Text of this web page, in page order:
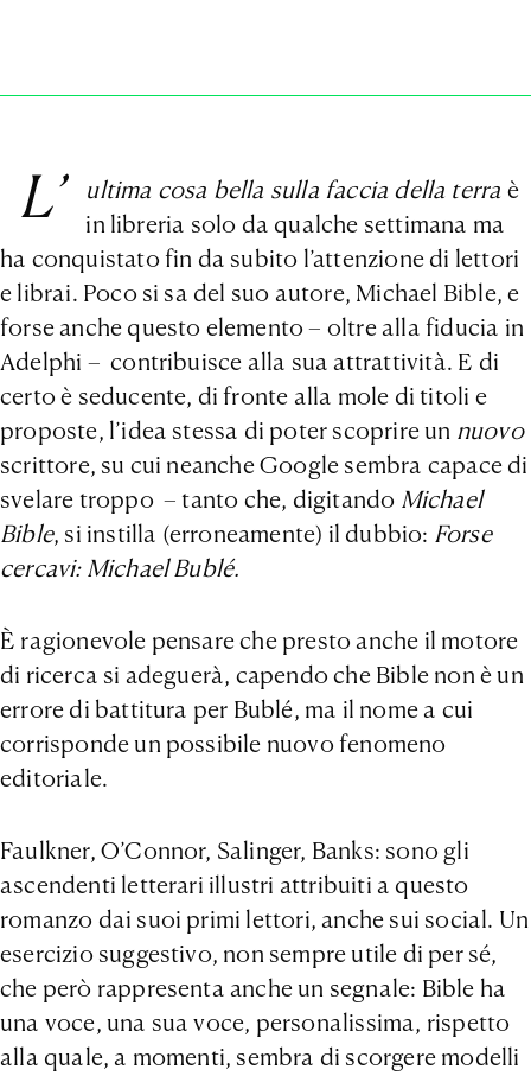
L’ ultima cosa bella sulla faccia della terra è
in libreria solo da qualche settimana ma
ha conquistato fin da subito l’attenzione di lettori
e librai. Poco si sa del suo autore, Michael Bible, e
forse anche questo elemento – oltre alla fiducia in
Adelphi – contribuisce alla sua attrattività. E di
certo è seducente, di fronte alla mole di titoli e
proposte, l’idea stessa di poter scoprire un nuovo
scrittore, su cui neanche Google sembra capace di
svelare troppo – tanto che, digitando Michael
Bible, si instilla (erroneamente) il dubbio: Forse
cercavi: Michael Bublé.
È ragionevole pensare che presto anche il motore
di ricerca si adeguerà, capendo che Bible non è un
errore di battitura per Bublé, ma il nome a cui
corrisponde un possibile nuovo fenomeno
editoriale.
Faulkner, O’Connor, Salinger, Banks: sono gli
ascendenti letterari illustri attribuiti a questo
romanzo dai suoi primi lettori, anche sui social. Un
esercizio suggestivo, non sempre utile di per sé,
che però rappresenta anche un segnale: Bible ha
una voce, una sua voce, personalissima, rispetto
alla quale, a momenti, sembra di scorgere modelli